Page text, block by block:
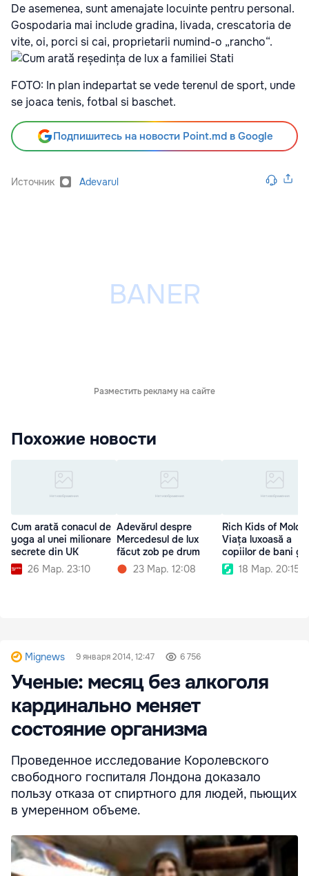
De asemenea, sunt amenajate locuinte pentru personal.
Gospodaria mai include gradina, livada, crescatoria de
vite, oi, porci si cai, proprietarii numind-o „rancho“.
FOTO: In plan indepartat se vede terenul de sport, unde
se joaca tenis, fotbal si baschet.
Подпишитесь на новости Point.md в Google
Источник Adevarul
Разместить рекламу на сайте
Похожие новости
Cum arată conacul de
yoga al unei milionare
secrete din UK
26 Мар. 23:10
Adevărul despre
Mercedesul de lux
făcut zob pe drum
23 Мар. 12:08
Rich Kids of
Viața luxoasă a
copiilor de bani
18 Мар. 20:15
Mignews 9 января 2014, 12:47 6 756
Ученые: месяц без алкоголя
кардинально меняет
состояние организма
Проведенное исследование Королевского
свободного госпиталя Лондона доказало
пользу отказа от спиртного для людей, пьющих
в умеренном объеме.